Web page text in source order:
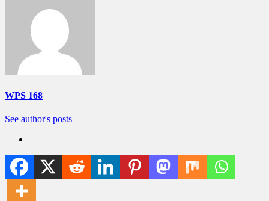
WPS 168
See author's posts